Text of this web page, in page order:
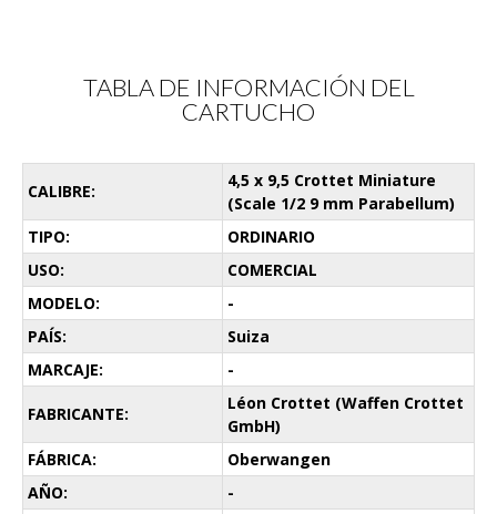
TABLA DE INFORMACIÓN DEL
CARTUCHO
CALIBRE:
4,5 x 9,5 Crottet Miniature
(Scale 1/2 9 mm Parabellum)
TIPO:
ORDINARIO
USO:
COMERCIAL
MODELO:
-
PAÍS:
Suiza
MARCAJE:
-
FABRICANTE:
Léon Crottet (Waffen Crottet
GmbH)
FÁBRICA:
Oberwangen
AÑO:
-